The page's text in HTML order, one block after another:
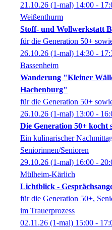
21.10.26 (1-mal) 14:00 -
Weißenthurm
Stoff- und Wollwerkstatt
für die Generation 50+
26.10.26 (1-mal) 14:30 -
Bassenheim
Wanderung "Kleiner
Hachenburg"
für die Generation 50+
26.10.26 (1-mal) 13:00 -
Die Generation 50+ kocht
Ein kulinarischer
Seniorinnen/Senioren
29.10.26 (1-mal) 16:00 -
Mülheim-Kärlich
Lichtblick -
für die Generation 50+,
im Trauerprozess
02.11.26 (1-mal) 15:00 -